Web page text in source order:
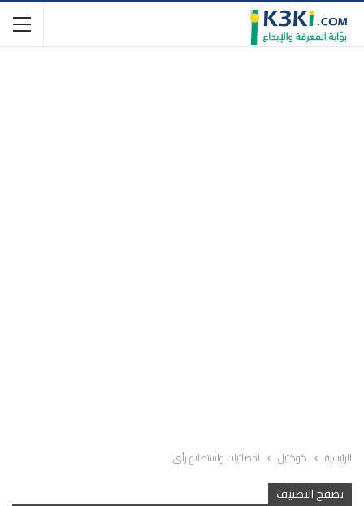
الرئيسية كوكتيل احصائيات واستطلاع رأي
تصفح التصنيف